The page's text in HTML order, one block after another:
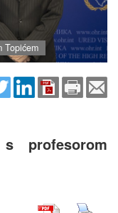
Topićem
profesorom